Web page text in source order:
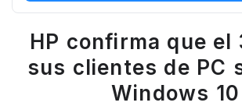
HP confirma que el
sus clientes de PC
Windows 10